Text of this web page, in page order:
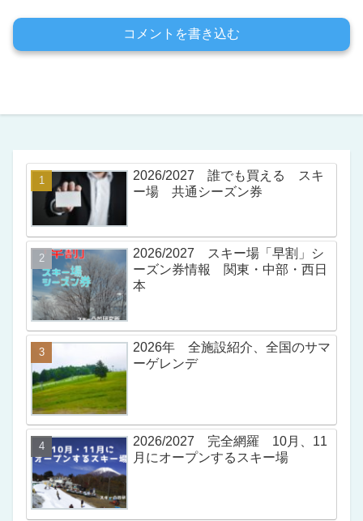
コメントを書き込む
2026/2027 誰でも買える スキ
ー場 共通シーズン券
2026/2027 スキー場「早割」シ
ーズン券情報 関東・中部・西日
本
2026年 全施設紹介、全国のサマ
ーゲレンデ
2026/2027 完全網羅 10月、11
月にオープンするスキー場